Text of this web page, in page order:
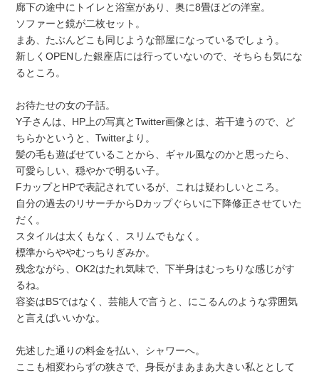
廊下の途中にトイレと浴室があり、奥に8畳ほどの洋室。
ソファーと鏡が二枚セット。
まあ、たぶんどこも同じような部屋になっているでしょう。
新しくOPENした銀座店には行っていないので、そちらも気にな
るところ。
お待たせの女の子話。
Y子さんは、HP上の写真とTwitter画像とは、若干違うので、ど
ちらかというと、Twitterより。
髪の毛も遊ばせていることから、ギャル風なのかと思ったら、
可愛らしい、穏やかで明るい子。
FカップとHPで表記されているが、これは疑わしいところ。
自分の過去のリサーチからDカップぐらいに下降修正させていた
だく。
スタイルは太くもなく、スリムでもなく。
標準からややむっちりぎみか。
残念ながら、OK2はたれ気味で、下半身はむっちりな感じがす
るね。
容姿はBSではなく、芸能人で言うと、にこるんのような雰囲気
と言えばいいかな。
先述した通りの料金を払い、シャワーへ。
ここも相変わらずの狭さで、身長がまあまあ大きい私ととして